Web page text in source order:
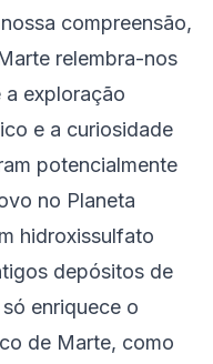
compreensão,
relembra-nos
exploração
e a curiosidade
potencialmente
no Planeta
hidroxissulfato
depósitos de
enriquece o
de Marte, como